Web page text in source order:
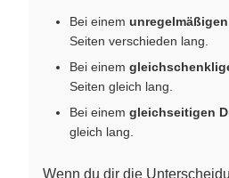
Bei einem
Seiten verschieden lang.
Bei einem
Seiten gleich lang.
Bei einem gleichseitigen
gleich lang.
Wenn du dir die